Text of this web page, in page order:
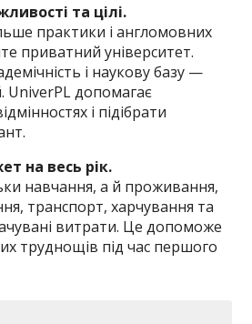
та цілі.
практики і англомовних
приватний університет.
і наукову базу —
UniverPL допомагає
і підібрати
на весь рік.
навчання, а й проживання,
транспорт, харчування та
витрати. Це допоможе
труднощів під час першого